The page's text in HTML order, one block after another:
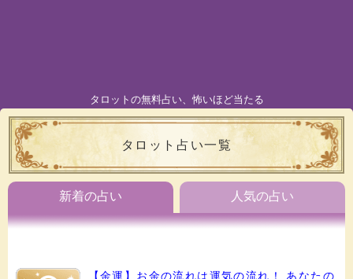
タロットの無料占い、怖いほど当たる
タロット占い一覧
新着の占い 人気の占い
【金運】お金の流れは運気の流れ！ あなたの